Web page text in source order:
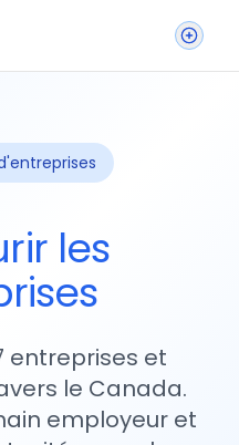
les
entreprises et
le Canada.
employeur et